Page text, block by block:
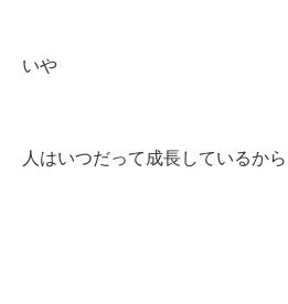
いや
人はいつだって成長しているから